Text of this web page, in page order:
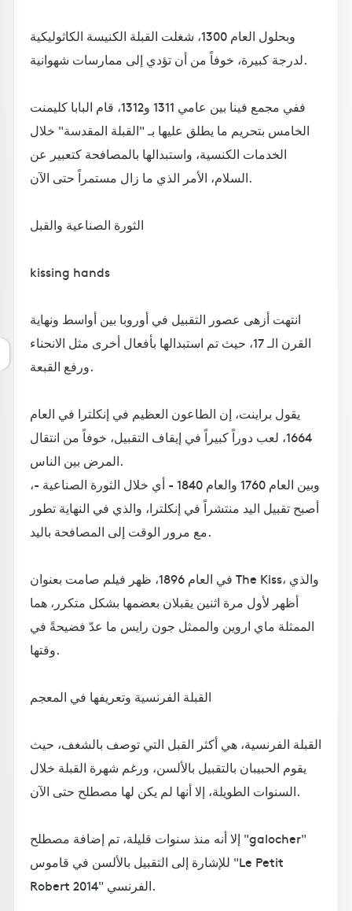
وبحلول العام 1300، شغلت القبلة الكنيسة الكاثوليكية
لدرجة كبيرة، خوفاً من أن تؤدي إلى ممارسات شهوانية.
ففي مجمع فينا بين عامي 1311 و1312، قام البابا كليمنت
الخامس بتحريم ما يطلق عليها بـ "القبلة المقدسة" خلال
الخدمات الكنسية، واستبدالها بالمصافحة كتعبير عن
السلام، الأمر الذي ما زال مستمراً حتى الآن.
الثورة الصناعية والقبل
kissing hands
انتهت أزهى عصور التقبيل في أوروبا بين أواسط ونهاية
القرن الـ 17، حيث تم استبدالها بأفعال أخرى مثل الانحناء
ورفع القبعة.
يقول براينت، إن الطاعون العظيم في إنكلترا في العام
1664، لعب دوراً كبيراً في إيقاف التقبيل، خوفاً من انتقال
المرض بين الناس.
وبين العام 1760 والعام 1840 - أي خلال الثورة الصناعية -،
أصبح تقبيل اليد منتشراً في إنكلترا، والذي في النهاية تطور
مع مرور الوقت إلى المصافحة باليد.
في العام 1896، ظهر فيلم صامت بعنوان The Kiss، والذي
أظهر لأول مرة اثنين يقبلان بعضمها بشكل متكرر، هما
الممثلة ماي اروين والممثل جون رايس ما عدّ فضيحةً في
وقتها.
القبلة الفرنسية وتعريفها في المعجم
القبلة الفرنسية، هي أكثر القبل التي توصف بالشغف، حيث
يقوم الحبيبان بالتقبيل بالألسن، ورغم شهرة القبلة خلال
السنوات الطويلة، إلا أنها لم يكن لها مصطلح حتى الآن.
إلا أنه منذ سنوات قليلة، تم إضافة مصطلح "galocher"
للإشارة إلى التقبيل بالألسن في قاموس "Le Petit
Robert 2014" الفرنسي.